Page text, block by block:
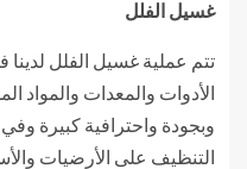
غسيل الفلل
تتم عملية غسيل الفلل
الأدوات والمعدات والمواد
وبجودة واحترافية كبيرة
التنظيف على الأرضيات